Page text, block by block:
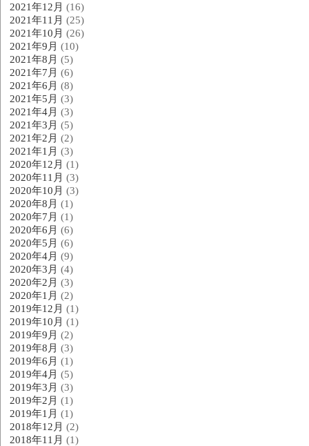
2021年12月 (16)
2021年11月 (25)
2021年10月 (26)
2021年9月 (10)
2021年8月 (5)
2021年7月 (6)
2021年6月 (8)
2021年5月 (3)
2021年4月 (3)
2021年3月 (5)
2021年2月 (2)
2021年1月 (3)
2020年12月 (1)
2020年11月 (3)
2020年10月 (3)
2020年8月 (1)
2020年7月 (1)
2020年6月 (6)
2020年5月 (6)
2020年4月 (9)
2020年3月 (4)
2020年2月 (3)
2020年1月 (2)
2019年12月 (1)
2019年10月 (1)
2019年9月 (2)
2019年8月 (3)
2019年6月 (1)
2019年4月 (5)
2019年3月 (3)
2019年2月 (1)
2019年1月 (1)
2018年12月 (2)
2018年11月 (1)